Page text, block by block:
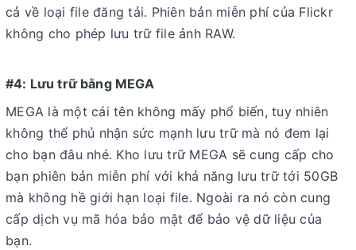
cả về loại file đăng tải. Phiên bản miễn phí của Flickr
không cho phép lưu trữ file ảnh RAW.
#4: Lưu trữ bằng MEGA
MEGA là một cái tên không mấy phổ biến, tuy nhiên
không thể phủ nhận sức mạnh lưu trữ mà nó đem lại
cho bạn đâu nhé. Kho lưu trữ MEGA sẽ cung cấp cho
bạn phiên bản miễn phí với khả năng lưu trữ tới 50GB
mà không hề giới hạn loại file. Ngoài ra nó còn cung
cấp dịch vụ mã hóa bảo mật để bảo vệ dữ liệu của
bạn.